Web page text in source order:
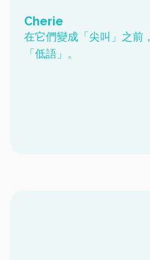
Cherie
在它們變成「尖叫」之前
「低語」。